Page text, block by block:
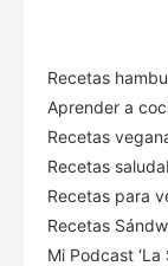
Recetas
Aprender a
Recetas
Recetas
Recetas para
Recetas
Mi Podcast